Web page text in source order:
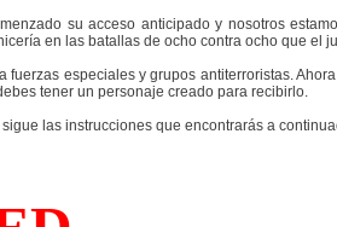
su acceso anticipado y nosotros
en las batallas de ocho contra ocho que el
fuerzas especiales y grupos antiterroristas.
tener un personaje creado para recibirlo.
las instrucciones que encontrarás a